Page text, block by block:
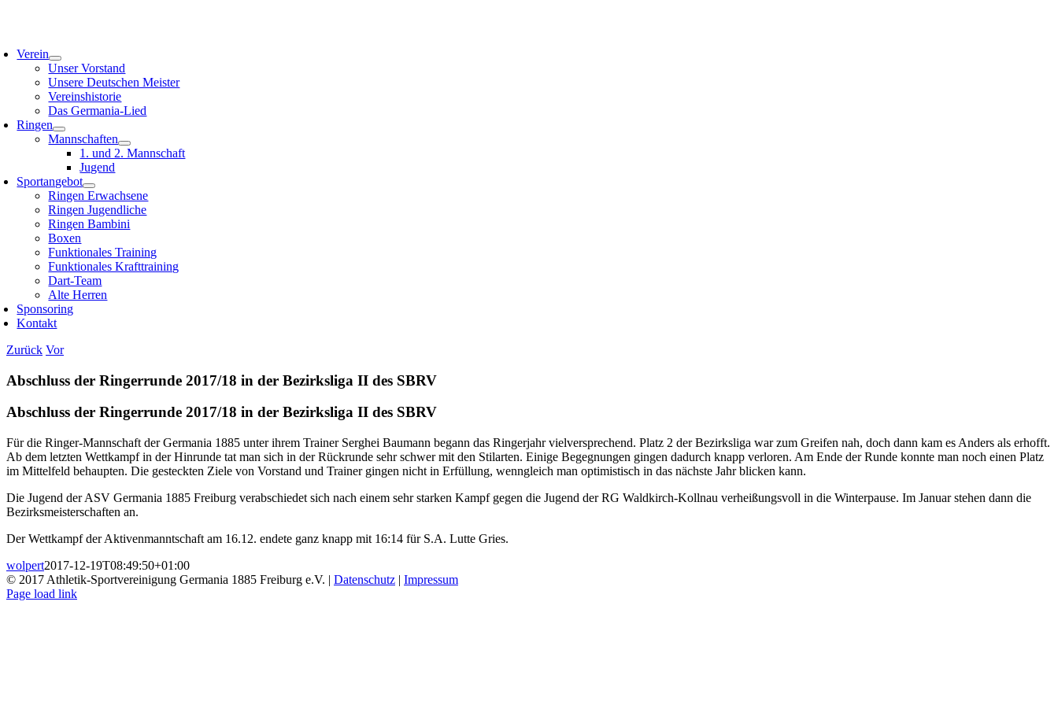
Verein
Unser Vorstand
Unsere Deutschen Meister
Vereinshistorie
Das Germania-Lied
Ringen
Mannschaften
1. und 2. Mannschaft
Jugend
Sportangebot
Ringen Erwachsene
Ringen Jugendliche
Ringen Bambini
Boxen
Funktionales Training
Funktionales Krafttraining
Dart-Team
Alte Herren
Sponsoring
Kontakt
Zurück Vor
Abschluss der Ringerrunde 2017/18 in der Bezirksliga II des SBRV
Abschluss der Ringerrunde 2017/18 in der Bezirksliga II des SBRV
Für die Ringer-Mannschaft der Germania 1885 unter ihrem Trainer Serghei Baumann begann das Ringerjahr vielversprechend. Platz 2 der Bezirksliga war zum Greifen nah, doch dann kam es Anders als erhofft.
Ab dem letzten Wettkampf in der Hinrunde tat man sich in der Rückrunde sehr schwer mit den Stilarten. Einige Begegnungen gingen dadurch knapp verloren. Am Ende der Runde konnte man noch einen Platz
im Mittelfeld behaupten. Die gesteckten Ziele von Vorstand und Trainer gingen nicht in Erfüllung, wenngleich man optimistisch in das nächste Jahr blicken kann.
Die Jugend der ASV Germania 1885 Freiburg verabschiedet sich nach einem sehr starken Kampf gegen die Jugend der RG Waldkirch-Kollnau verheißungsvoll in die Winterpause. Im Januar stehen dann die
Bezirksmeisterschaften an.
Der Wettkampf der Aktivenmanntschaft am 16.12. endete ganz knapp mit 16:14 für S.A. Lutte Gries.
wolpert2017-12-19T08:49:50+01:00
© 2017 Athletik-Sportvereinigung Germania 1885 Freiburg e.V. | Datenschutz | Impressum
Instagram
Page load link